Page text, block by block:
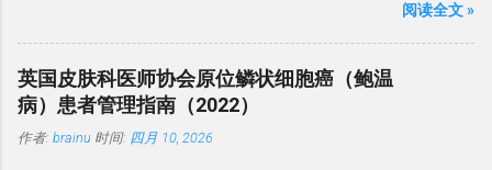
见的微生物有革兰氏阳性球菌（金黄色葡萄球菌、B 族链球菌、链
球菌和沃氏链球菌）和真菌（白色念珠菌和马拉色菌）。偶有生殖
支原体和厌氧菌感染。 与性行为的关系 建议：BP 虽不是性传播疾
病（STD），但可以通过性接触传播，其中念珠菌感染是主要原
因。建议患者及其性伴进行真菌检测，并且在抗真菌治疗期间避免
的甚至是很重要诊断依据。 本文介绍一下系统性疾病的常见甲表
现。 形态学改变 甲的形态学改变指甲板、甲周、甲床等发生的形态
学改变。 博氏线 博氏线（Beau's lines）是甲板的横向浅沟。可累及
整个指甲的宽度或部分宽度。拇指和踇趾更为明显。 博氏线反映了
甲母质的暂时性损伤 ，角质细胞的有丝分裂活动减少。 凹陷的深度
与甲床损伤的严重程度有关 。 图片来源于dermnetnz.org 博氏线首
阅读全文 »
英国皮肤科医师协会原位鳞状细胞癌（鲍温
病）患者管理指南（2022）
作者: brainu 时间: 四月 10, 2026